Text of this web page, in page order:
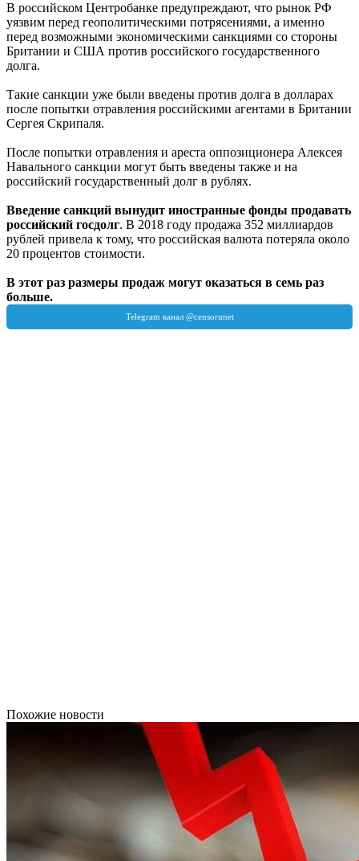
В российском Центробанке предупреждают, что рынок РФ
уязвим перед геополитическими потрясениями, а именно
перед возможными экономическими санкциями со стороны
Британии и США против российского государственного
долга.
Такие санкции уже были введены против долга в долларах
после попытки отравления российскими агентами в Британии
Сергея Скрипаля.
После попытки отравления и ареста оппозиционера Алексея
Навального санкции могут быть введены также и на
российский государственный долг в рублях.
Введение санкций вынудит иностранные фонды продавать
российский госдолг. В 2018 году продажа 352 миллиардов
рублей привела к тому, что российская валюта потеряла около
20 процентов стоимости.
В этот раз размеры продаж могут оказаться в семь раз
больше.
Похожие новости